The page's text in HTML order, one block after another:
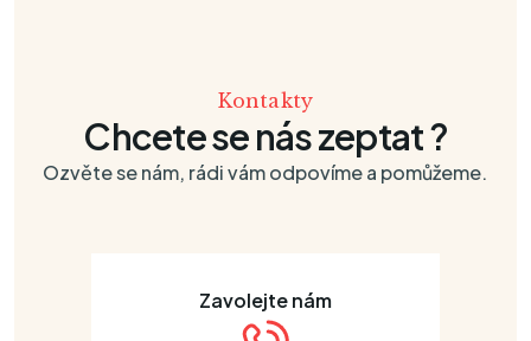
Kontakty
Chcete se nás zeptat ?
Ozvěte se nám, rádi vám odpovíme a pomůžeme.
Zavolejte nám